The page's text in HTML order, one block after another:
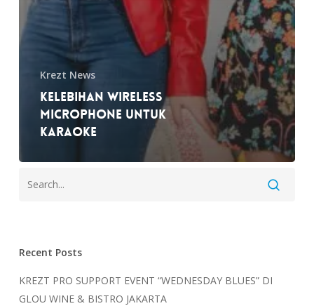
Krezt News
Kelebihan Wireless
Microphone Untuk
Karaoke
Recent Posts
KREZT PRO SUPPORT EVENT “WEDNESDAY BLUES” DI
GLOU WINE & BISTRO JAKARTA